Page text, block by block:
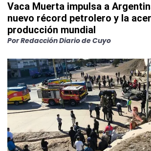
Vaca Muerta impulsa a
nuevo récord petrolero y la
producción mundial
PorRedacción Diario de Cuyo